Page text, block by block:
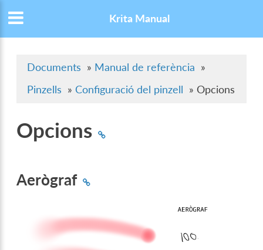
Krita Manual
Documents » Manual de referència »
Pinzells » Configuració del pinzell » Opcions
Opcions
Aerògraf